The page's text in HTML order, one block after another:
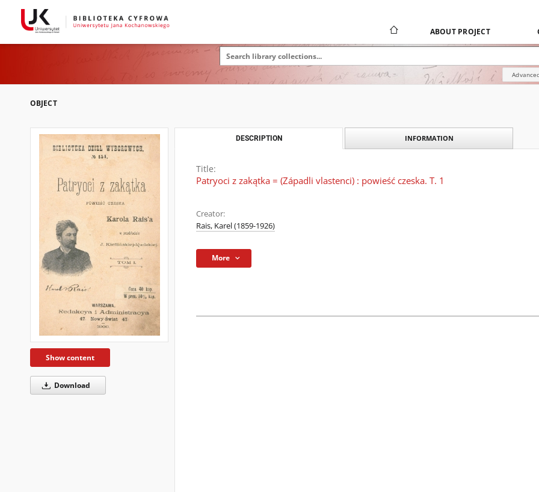
ABOUT PROJECT
OBJECT
Show content
Download
DESCRIPTION INFORMATION
Title:
Patryoci z zakątka = (Západli vlastenci) : powieść czeska. T. 1
Creator:
Rais, Karel (1859-1926)
More